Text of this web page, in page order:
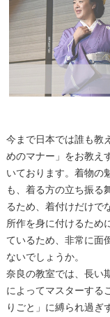
今まで日本では誰も教
めのマナー」をお教え
いております。着物の
も、着る方の立ち振る
るため、着付けだけで
所作を身に付けるため
ているため、非常に面
ないでしょうか。
奈良の教室では、長い
によってマスターする
りごと」に縛られ過ぎ